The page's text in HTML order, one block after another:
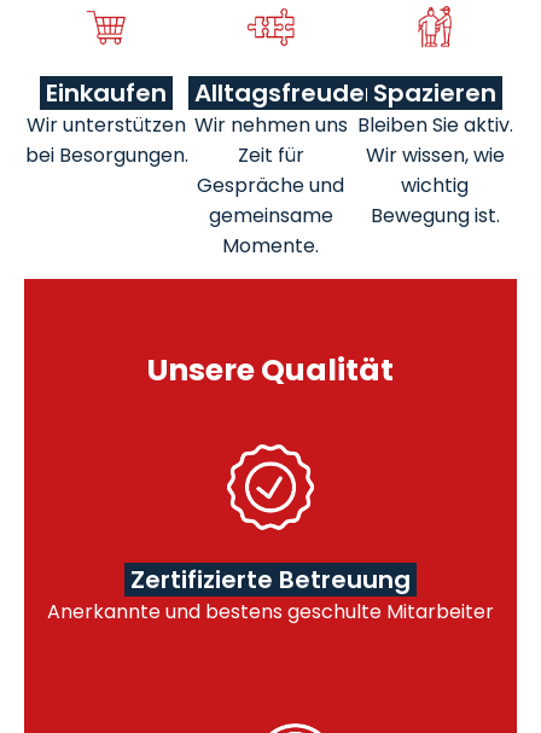
Einkaufen
Wir unterstützen
bei Besorgungen.
Alltagsfreuden
Wir nehmen uns
Zeit für
Gespräche und
gemeinsame
Momente.
Spazieren
Bleiben Sie aktiv.
Wir wissen, wie
wichtig
Bewegung ist.
Unsere Qualität
Zertifizierte Betreuung
Anerkannte und bestens geschulte Mitarbeiter